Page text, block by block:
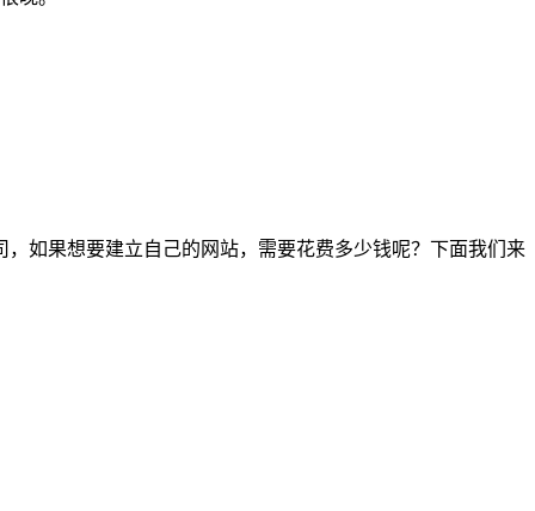
如果想要建立自己的网站，需要花费多少钱呢？下面我们来